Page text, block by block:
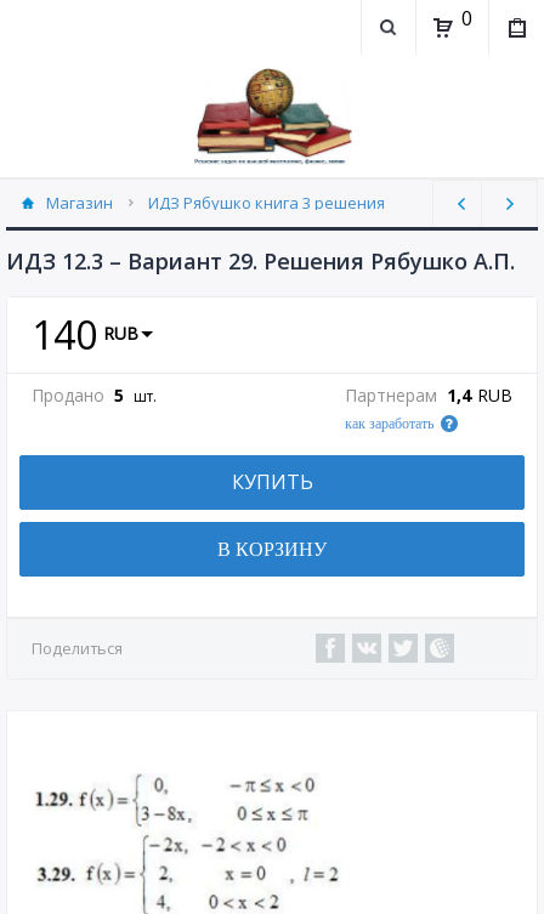
0
Магазин
ИДЗ Рябушко книга 3 решения
ИДЗ 12.3 часть 3 Рябушко (30)
ИДЗ 12.3 – Вариант 29. Решения Рябушко А.П.
140 RUB
Продано 5 шт. Партнерам 1,4 RUB
как заработать
КУПИТЬ
В КОРЗИНУ
Поделиться